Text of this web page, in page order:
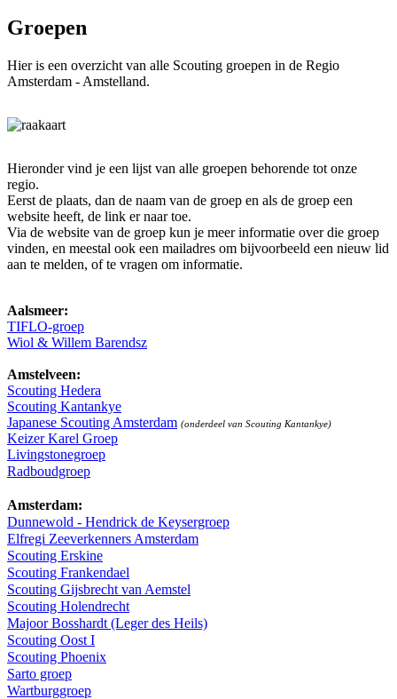
Groepen
Hier is een overzicht van alle Scouting groepen in de Regio
Amsterdam - Amstelland.
Hieronder vind je een lijst van alle groepen behorende tot onze
regio.
Eerst de plaats, dan de naam van de groep en als de groep een
website heeft, de link er naar toe.
Via de website van de groep kun je meer informatie over die groep
vinden, en meestal ook een mailadres om bijvoorbeeld een nieuw lid
aan te melden, of te vragen om informatie.
Aalsmeer:
TIFLO-groep
Wiol & Willem Barendsz
Amstelveen:
Scouting Hedera
Scouting Kantankye
Japanese Scouting Amsterdam (onderdeel van Scouting Kantankye)
Keizer Karel Groep
Livingstonegroep
Radboudgroep
Amsterdam:
Dunnewold - Hendrick de Keysergroep
Elfregi Zeeverkenners Amsterdam
Scouting Erskine
Scouting Frankendael
Scouting Gijsbrecht van Aemstel
Scouting Holendrecht
Majoor Bosshardt (Leger des Heils)
Scouting Oost I
Scouting Phoenix
Sarto groep
Wartburggroep